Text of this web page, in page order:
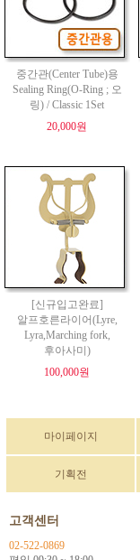
중간관(Center Tube)용
Sealing Ring(O-Ring ; 오
링) / Classic 1Set
20,000원
[신규입고완료]
알프호른라이어(Lyre,
Lyra,Marching fork,
후아사미)
100,000원
마이페이지
기획전
고객센터
02-522-0869